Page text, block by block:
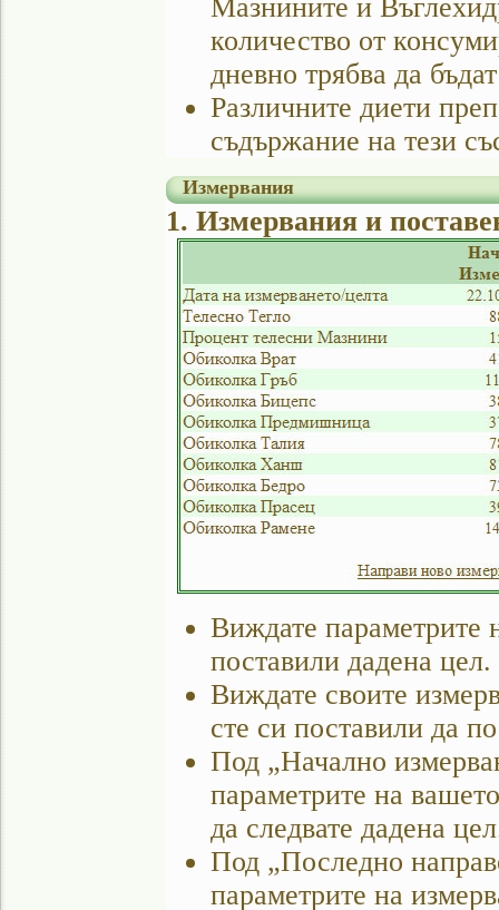
Мазнините и
количество от
дневно трябва да
Различните диети
съдържание на тези
Измервания
1. Измервания и
Виждате параметрите
поставили дадена цел.
Виждате своите
сте си поставили да
Под „Начално
параметрите на
да следвате дадена
Под „Последно
параметрите на